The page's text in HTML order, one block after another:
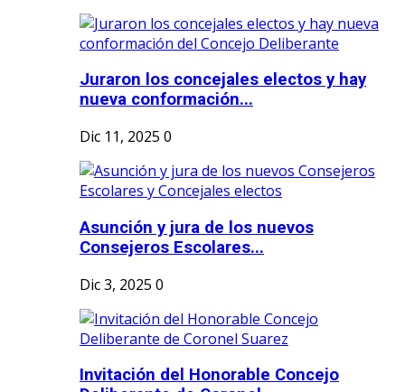
Juraron los concejales electos y hay
nueva conformación...
Dic 11, 2025 0
Asunción y jura de los nuevos
Consejeros Escolares...
Dic 3, 2025 0
Invitación del Honorable Concejo